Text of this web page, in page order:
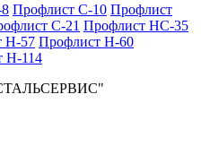
Профлист С-10 Профлист
С-21 Профлист НС-35
Н-57 Профлист Н-60
Н-114